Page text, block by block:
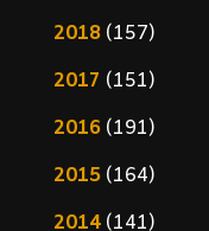
2018(157)
2017 (151)
2016(191)
2015(164)
2014(141)